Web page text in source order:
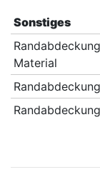
Sonstiges
Randabdeckung
Material